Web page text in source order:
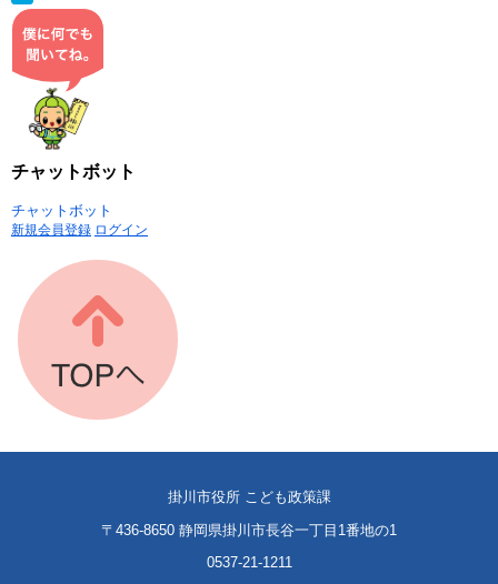
チャットボット
チャットボット
新規会員登録 ログイン
掛川市役所 こども政策課
〒436-8650 静岡県掛川市長谷一丁目1番地の1
0537-21-1211